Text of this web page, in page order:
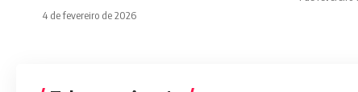
4 de fevereiro de 2026